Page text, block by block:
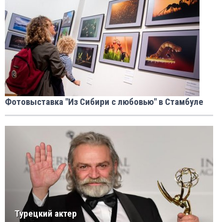
Фотовыставка "Из Сибири с любовью" в Стамбуле
Турецкий актер